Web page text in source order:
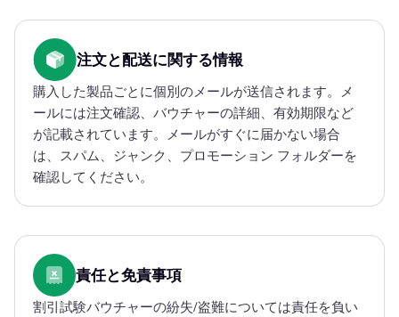
注文と配送に関する情報
購入した製品ごとに個別のメールが送信されます。メ
ールには注文確認、バウチャーの詳細、有効期限など
が記載されています。メールがすぐに届かない場合
は、スパム、ジャンク、プロモーション フォルダーを
確認してください。
責任と免責事項
割引試験バウチャーの紛失/盗難については責任を負い